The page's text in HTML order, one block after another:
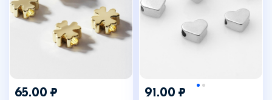
65.00 ₽ 91.00 ₽